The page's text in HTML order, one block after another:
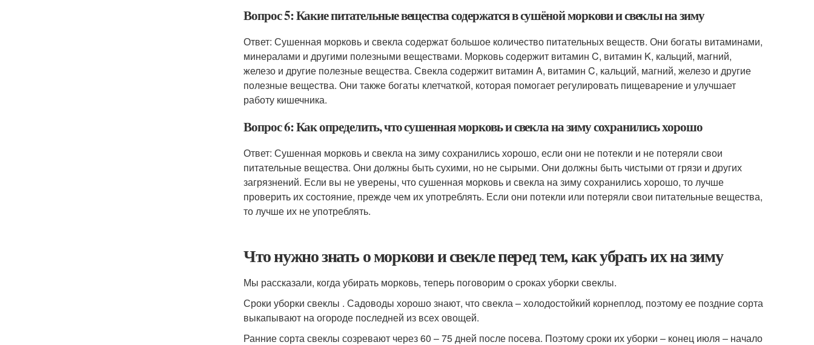
Вопрос 5: Какие питательные вещества содержатся в сушёной моркови и свеклы на зиму
Ответ: Сушенная морковь и свекла содержат большое количество питательных веществ. Они богаты витаминами,
минералами и другими полезными веществами. Морковь содержит витамин C, витамин K, кальций, магний,
железо и другие полезные вещества. Свекла содержит витамин A, витамин C, кальций, магний, железо и другие
полезные вещества. Они также богаты клетчаткой, которая помогает регулировать пищеварение и улучшает
работу кишечника.
Вопрос 6: Как определить, что сушенная морковь и свекла на зиму сохранились хорошо
Ответ: Сушенная морковь и свекла на зиму сохранились хорошо, если они не потекли и не потеряли свои
питательные вещества. Они должны быть сухими, но не сырыми. Они должны быть чистыми от грязи и других
загрязнений. Если вы не уверены, что сушенная морковь и свекла на зиму сохранились хорошо, то лучше
проверить их состояние, прежде чем их употреблять. Если они потекли или потеряли свои питательные вещества,
то лучше их не употреблять.
Что нужно знать о моркови и свекле перед тем, как убрать их на зиму
Мы рассказали, когда убирать морковь, теперь поговорим о сроках уборки свеклы.
Сроки уборки свеклы . Садоводы хорошо знают, что свекла – холодостойкий корнеплод, поэтому ее поздние сорта
выкапывают на огороде последней из всех овощей.
Ранние сорта свеклы созревают через 60 – 75 дней после посева. Поэтому сроки их уборки – конец июля – начало